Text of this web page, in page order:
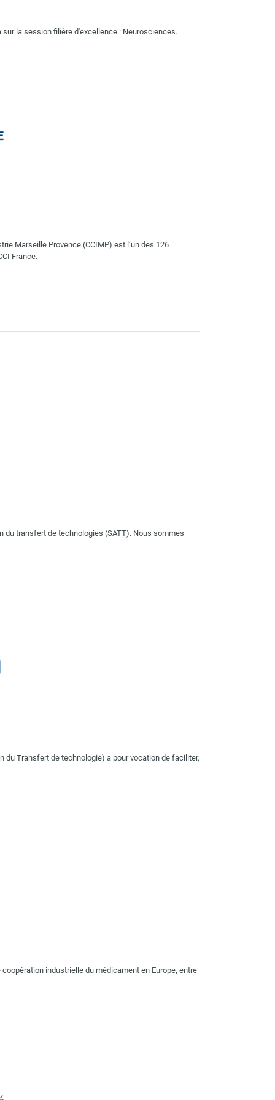
sur la session filière d'excellence : Neurosciences.
Marseille Provence (CCIMP) est l’un des 126
France.
du transfert de technologies (SATT). Nous sommes
du Transfert de technologie) a pour vocation de faciliter,
coopération industrielle du médicament en Europe, entre